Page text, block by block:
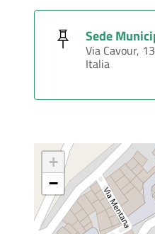
Sede
Via Cavour,
Italia
+
−